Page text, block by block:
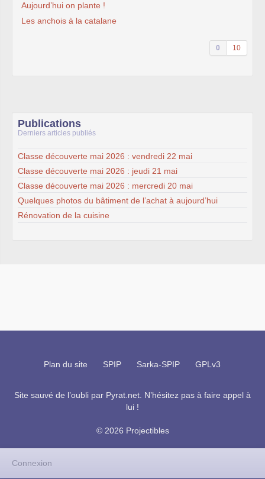
Aujourd’hui on plante !
Les anchois à la catalane
0 10
Publications
Derniers articles publiés
Classe découverte mai 2026 : vendredi 22 mai
Classe découverte mai 2026 : jeudi 21 mai
Classe découverte mai 2026 : mercredi 20 mai
Quelques photos du bâtiment de l’achat à aujourd’hui
Rénovation de la cuisine
Plan du site SPIP Sarka-SPIP GPLv3
Site sauvé de l’oubli par Pyrat.net . N’hésitez pas à faire appel à
lui !
© 2026 Projectibles
Connexion